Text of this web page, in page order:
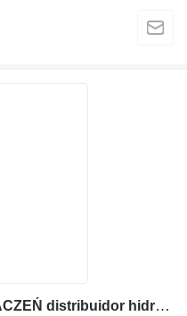
Kubota NN 9sek BRAK OZNACZEŃ distribuidor hidráulico para excavadora